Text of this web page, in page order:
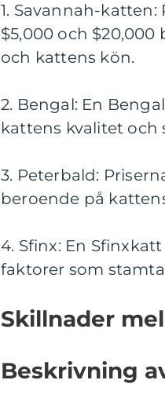
1. Savannah-
$5,000 och
och kattens kön.
2. Bengal: En
kattens kvalitet och
3. Peterbald:
beroende på
4. Sfinx: En
faktorer som
Skillnader
Beskrivning